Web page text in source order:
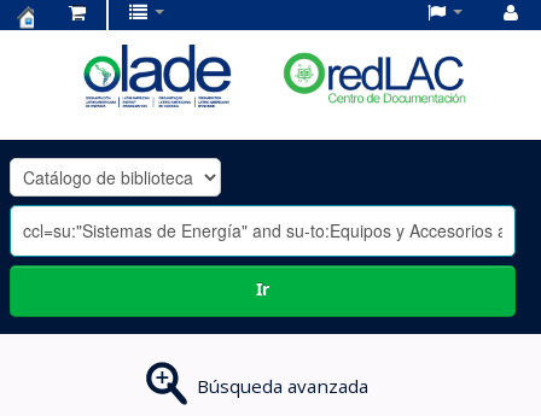
OLADE
-
Ir
Búsqueda avanzada